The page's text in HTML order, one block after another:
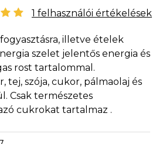
1 felhasználói értékelések
illetve ételek
szelet jelentős energia és
rost tartalommal.
tej, szója, cukor, pálmaolaj és
Csak természetes
cukrokat tartalmaz .